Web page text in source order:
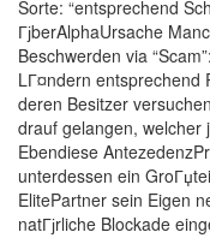
Sorte: “entsprechend
ГјberAlphaUrsache
Beschwerden via
LГ¤ndern entsprechend
deren Besitzer
drauf gelangen, welcher
Ebendiese
unterdessen ein
ElitePartner sein Eigen
natГјrliche Blockade